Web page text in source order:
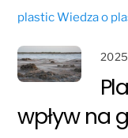
plasticWiedza o
wpływ na